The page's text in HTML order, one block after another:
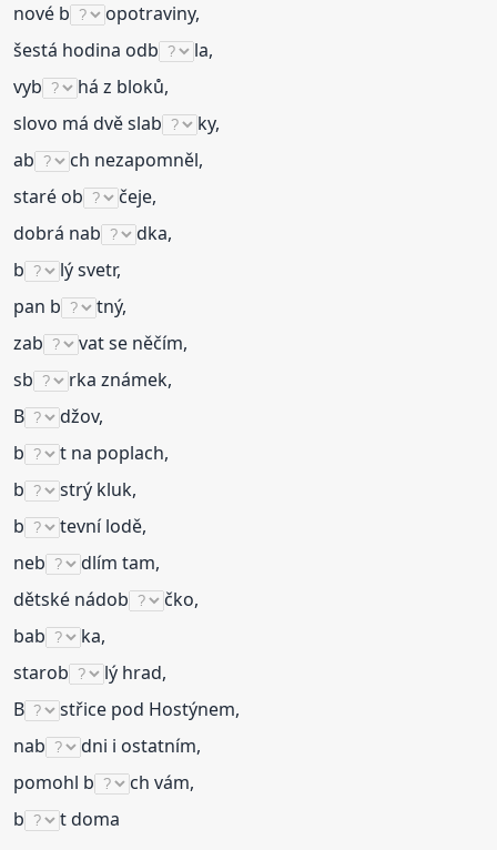
nové b
opotraviny,
šestá hodina odb
la,
vyb
há z bloků,
slovo má dvě slab
ky,
ab
ch nezapomněl,
staré ob
čeje,
dobrá nab
dka,
b
lý svetr,
pan b
tný,
zab
vat se něčím,
sb
rka známek,
B
džov,
b
t na poplach,
b
strý kluk,
b
tevní lodě,
neb
dlím tam,
dětské nádob
čko,
bab
ka,
starob
lý hrad,
B
střice pod Hostýnem,
nab
dni i ostatním,
pomohl b
ch vám,
b
t doma